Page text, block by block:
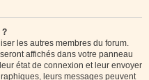
?
les autres membres du forum.
affichés dans votre panneau
état de connexion et leur envoyer
leurs messages peuvent